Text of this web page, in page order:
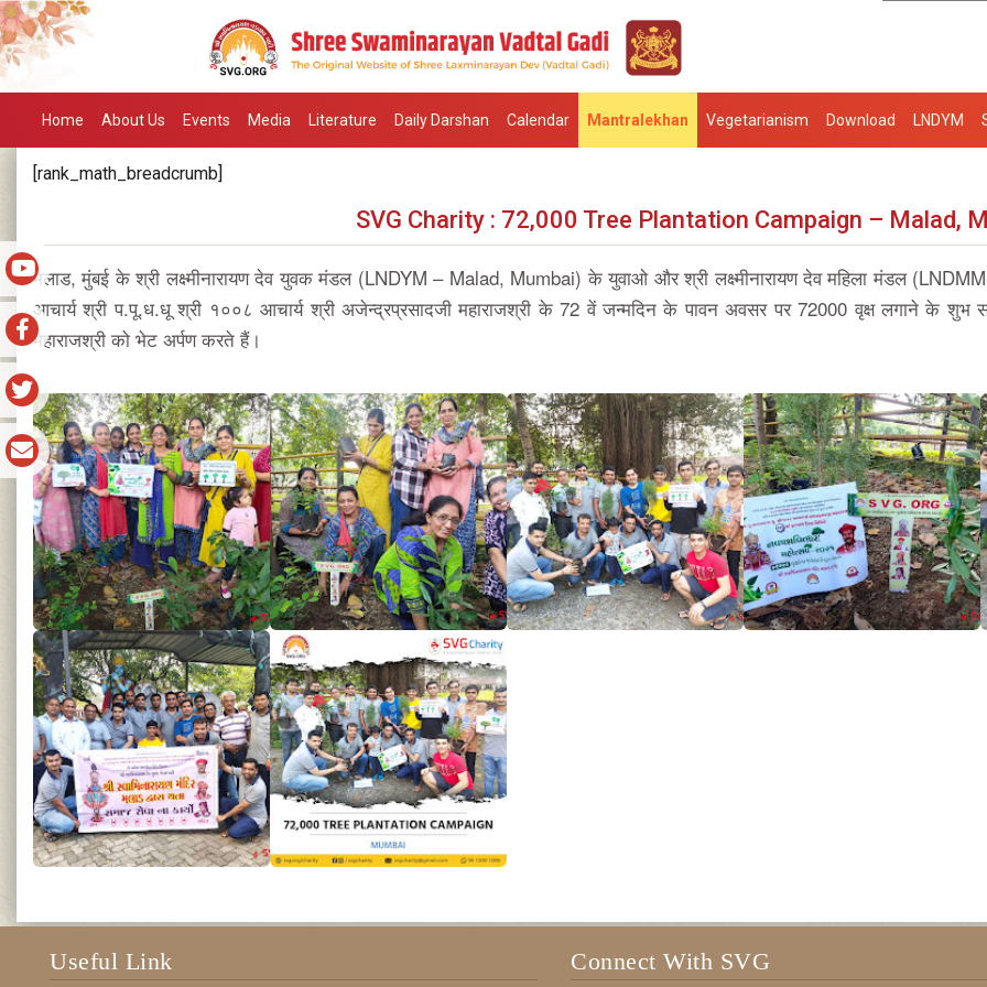
Home About Us Events Media Literature Daily Darshan Calendar Mantralekhan Vegetarianism Download LNDYM
[rank_math_breadcrumb]
SVG Charity : 72,000 Tree Plantation Campaign – Malad,
मलाड, मुंबई के श्री लक्ष्मीनारायण देव युवक मंडल (LNDYM – Malad, Mumbai) के युवाओ और श्री लक्ष्मीनारायण देव महिला मंडल
आचार्य श्री प.पू.ध.धू श्री १००८ आचार्य श्री अजेन्द्रप्रसादजी महाराजश्री के 72 वें जन्मदिन के पावन अवसर पर 72000 वृक्ष लगाने के
महाराजश्री को भेट अर्पण करते हैं।
Useful Link Connect With SVG